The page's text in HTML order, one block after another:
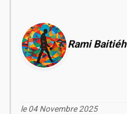
Rami Baitiéh
le 04 Novembre 2025